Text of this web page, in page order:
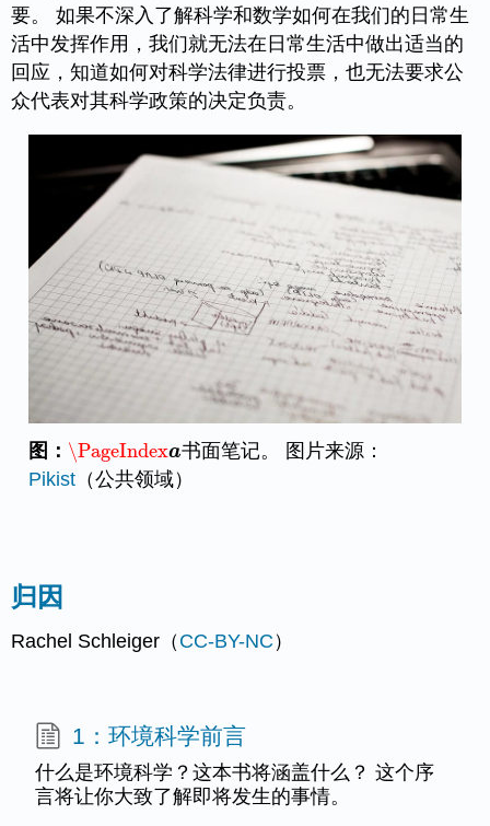
要。 如果不深入了解科学和数学如何在我们的日常生
活中发挥作用，我们就无法在日常生活中做出适当的
回应，知道如何对科学法律进行投票，也无法要求公
众代表对其科学政策的决定负责。
图： \PageIndexa
\PageIndexa书面笔记。 图片来源：
Pikist（公共领域）
归因
Rachel Schleiger（ CC-BY-NC ）
1：环境科学前言
什么是环境科学？这本书将涵盖什么？ 这个序
言将让你大致了解即将发生的事情。